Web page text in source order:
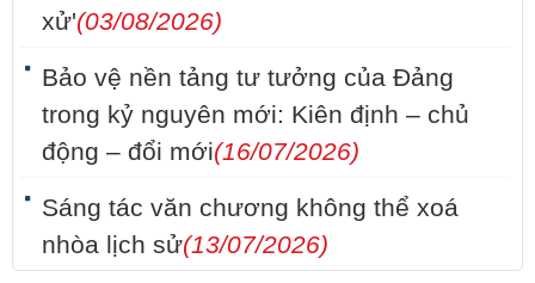
xử'(03/08/2026)
Bảo vệ nền tảng tư tưởng của Đảng
trong kỷ nguyên mới: Kiên định – chủ
động – đổi mới(16/07/2026)
Sáng tác văn chương không thể xoá
nhòa lịch sử(13/07/2026)